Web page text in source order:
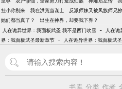
挂小你别来
我在洪荒当谋士 反派师妹又被凤族师兄
她们都当真了？
出生在神界，却要我下界？
人在诡异世界：我面板武圣 我不是西门吹雪 - 人在诡
界：我面板武圣最新章节 - 人在诡异世界：我面板武
书库 分类 作者